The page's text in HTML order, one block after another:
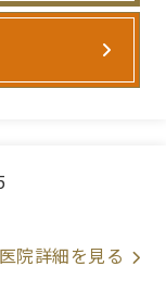
医院詳細を見る